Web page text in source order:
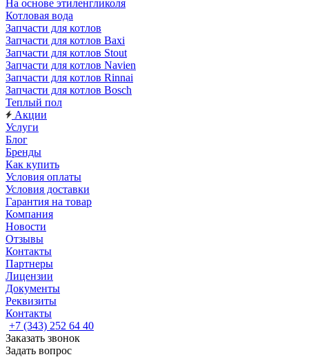
На основе этиленгликоля
Котловая вода
Запчасти для котлов
Запчасти для котлов Baxi
Запчасти для котлов Stout
Запчасти для котлов Navien
Запчасти для котлов Rinnai
Запчасти для котлов Bosch
Теплый пол
Акции
Услуги
Блог
Бренды
Как купить
Условия оплаты
Условия доставки
Гарантия на товар
Компания
Новости
Отзывы
Контакты
Партнеры
Лицензии
Документы
Реквизиты
Контакты
+7 (343) 252 64 40
Заказать звонок
Задать вопрос